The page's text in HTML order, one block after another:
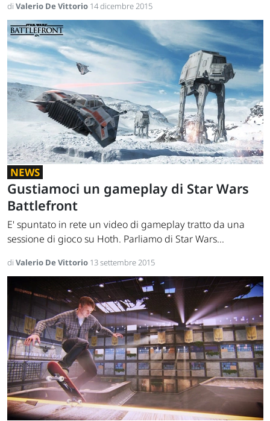
di Valerio De Vittorio 14 dicembre 2015
NEWS
Gustiamoci un gameplay di Star Wars
Battlefront
E' spuntato in rete un video di gameplay tratto da una
sessione di gioco su Hoth. Parliamo di Star Wars...
di Valerio De Vittorio 13 settembre 2015